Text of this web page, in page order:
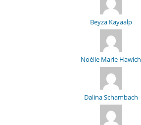
Beyza Kayaalp
Noélle Marie Hawich
Dalina Schambach